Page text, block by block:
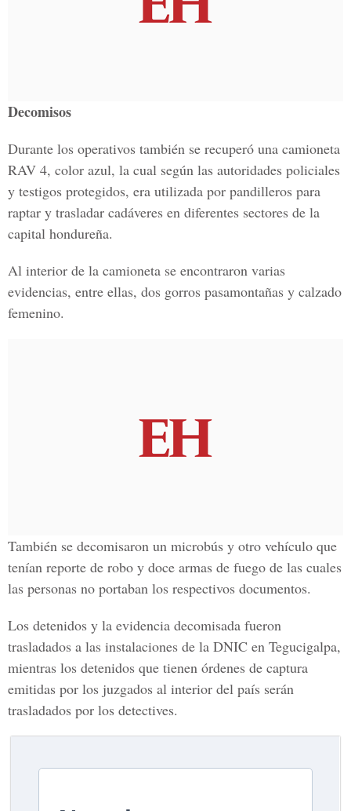
Decomisos
Durante los operativos también se recuperó una camioneta
RAV 4, color azul, la cual según las autoridades policiales
y testigos protegidos, era utilizada por pandilleros para
raptar y trasladar cadáveres en diferentes sectores de la
capital hondureña.
Al interior de la camioneta se encontraron varias
evidencias, entre ellas, dos gorros pasamontañas y calzado
femenino.
También se decomisaron un microbús y otro vehículo que
tenían reporte de robo y doce armas de fuego de las cuales
las personas no portaban los respectivos documentos.
Los detenidos y la evidencia decomisada fueron
trasladados a las instalaciones de la DNIC en Tegucigalpa,
mientras los detenidos que tienen órdenes de captura
emitidas por los juzgados al interior del país serán
trasladados por los detectives.